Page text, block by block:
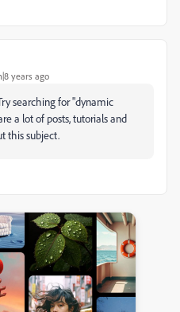
years ago
searching for "dynamic
a lot of posts, tutorials and
this subject.